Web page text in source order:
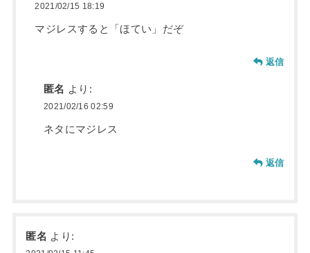
2021/02/15 18:19
マジレスすると「ほてい」だぞ
返信
匿名 より:
2021/02/16 02:59
ネタにマジレス
返信
匿名 より: